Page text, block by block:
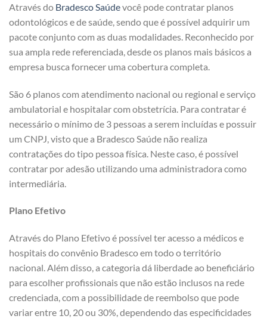
Através do Bradesco Saúdevocê pode contratar planos
odontológicos e de saúde, sendo que é possível adquirir um
pacote conjunto com as duas modalidades. Reconhecido por
sua ampla rede referenciada, desde os planos mais básicos a
empresa busca fornecer uma cobertura completa.
São 6 planos com atendimento nacional ou regional e serviço
ambulatorial e hospitalar com obstetrícia. Para contratar é
necessário o mínimo de 3 pessoas a serem incluídas e possuir
um CNPJ, visto que a Bradesco Saúde não realiza
contratações do tipo pessoa física. Neste caso, é possível
contratar por adesão utilizando uma administradora como
intermediária.
Plano Efetivo
Através do Plano Efetivo é possível ter acesso a médicos e
hospitais do convênio Bradesco em todo o território
nacional. Além disso, a categoria dá liberdade ao beneficiário
para escolher profissionais que não estão inclusos na rede
credenciada, com a possibilidade de reembolso que pode
variar entre 10, 20 ou 30%, dependendo das especificidades